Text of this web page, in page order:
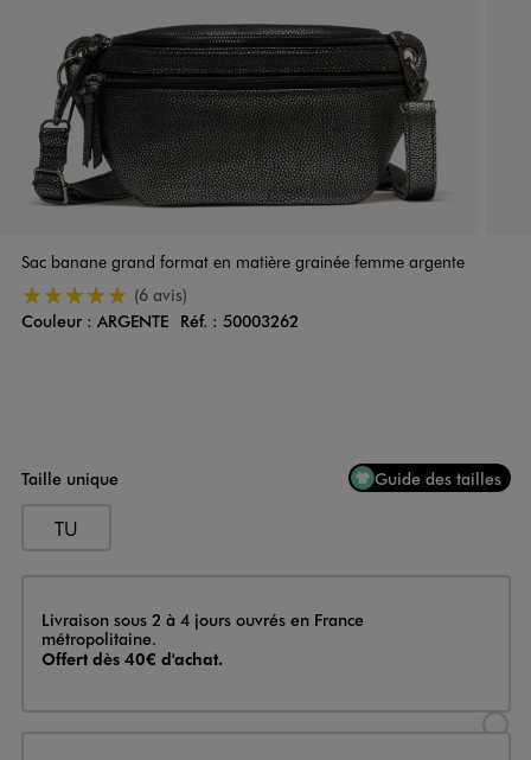
Sac banane grand format en matière grainée femme argente
5/5 de moyenne(6 avis)
Couleur
Couleur : ARGENTE Réf. : 50003262
Taille unique Guide des tailles
TU
Livraison
Livraison sous 2 à 4 jours ouvrés en France
métropolitaine.
Offert dès 40€ d'achat.